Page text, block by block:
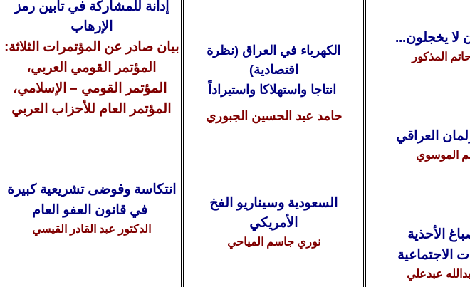
إدانة للمشاركة في تأبين رمز
الإرهاب
بيان صادر عن المؤتمرات الثلاثة:
المؤتمر القومي العربي،
المؤتمر القومي – الإسلامي،
المؤتمر العام للأحزاب العربي
انتكاسة وفوضى تشريعية كبيرة
في قانون العفو العام
الدكتور عبد القادر القيسي
الكهرباء في العراق (نظرة
اقتصادية)
انتاجا واستهلاكا واستيراداً
حامد عبد الحسين الجبوري
السعودية وسيناريو الفخ
الأمريكي
نوري جاسم المياحي
لا يخجلون...
المذكور
العراقي
الموسوي
الأحذية
الاجتماعية
عبدعلي